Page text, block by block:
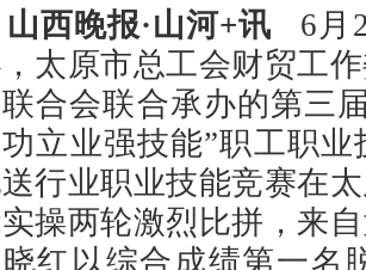
山西晚报·山河+讯 6月
太原市总工会财贸工
合会联合承办的第三
立业强技能”职工职
行业职业技能竞赛在
操两轮激烈比拼，来
红以综合成绩第一名